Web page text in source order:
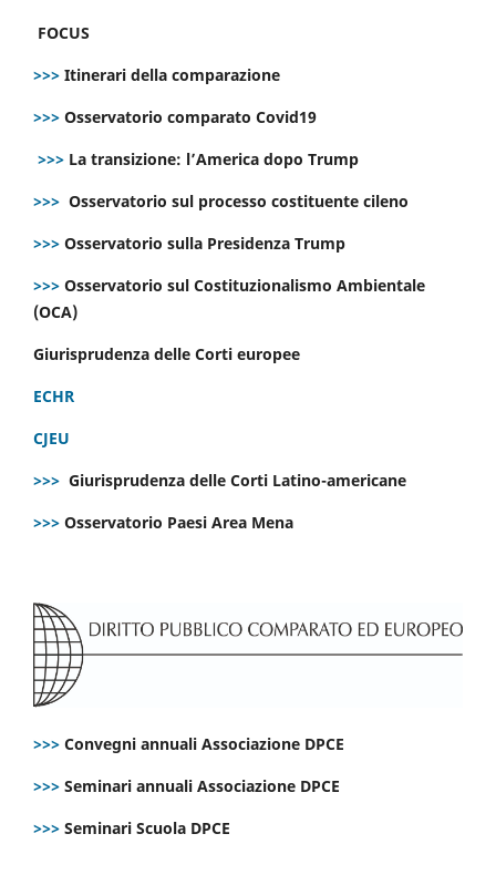
FOCUS
>>> Itinerari della comparazione
>>> Osservatorio comparato Covid19
>>> La transizione: l’America dopo Trump
>>> Osservatorio sul processo costituente cileno
>>> Osservatorio sulla Presidenza Trump
>>> Osservatorio sul Costituzionalismo Ambientale
(OCA)
Giurisprudenza delle Corti europee
ECHR
CJEU
>>> Giurisprudenza delle Corti Latino-americane
>>> Osservatorio Paesi Area Mena
>>> Convegni annuali Associazione DPCE
>>> Seminari annuali Associazione DPCE
>>> Seminari Scuola DPCE